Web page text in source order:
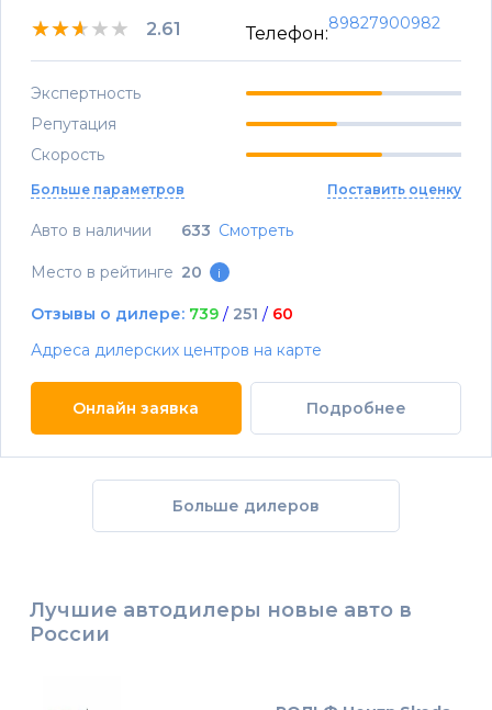
★★★★★
★★★★★
★★★★★ 2.61 Телефон:
89827900982
Экспертность
Репутация
Скорость
Больше параметров Поставить оценку
Авто в наличии 633 Смотреть
Место в рейтинге 20 i
Отзывы о дилере: 739 / 251 / 60
Адреса дилерских центров на карте
Онлайн заявка Подробнее
Больше дилеров
Лучшие автодилеры новые авто в
России